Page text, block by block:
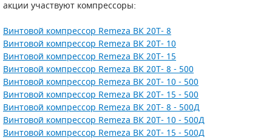
акции участвуют компрессоры:
Винтовой компрессор Remeza ВК 20Т- 8
Винтовой компрессор Remeza ВК 20Т- 10
Винтовой компрессор Remeza ВК 20Т- 15
Винтовой компрессор Remeza ВК 20Т- 8 - 500
Винтовой компрессор Remeza ВК 20Т- 10 - 500
Винтовой компрессор Remeza ВК 20Т- 15 - 500
Винтовой компрессор Remeza ВК 20Т- 8 - 500Д
Винтовой компрессор Remeza ВК 20Т- 10 - 500Д
Винтовой компрессор Remeza ВК 20Т- 15 - 500Д
САДОВАЯ ТЕХНИКА
ЧИЛЛЕРЫ
КОНТЕЙНЕРЫ ДЛЯ ОБОРУДОВАНИЯ
КАНАЛИЗАЦИОННЫЕ НАСОСЫ
БЕНЗИНОВЫЕ МОТОПОМПЫ
ДИЗЕЛЬНЫЕ МОТОПОМПЫ
ТАЛИ И ТЕЛЬФЕРЫ
ОСВЕТИТЕЛЬНЫЕ МАЧТЫ
ЛЕНТОЧНОПИЛЬНЫЕ СТАНКИ
КОНТРОЛЛЕРЫ (БЛОКИ УПРАВЛЕНИЯ)
ПРЕДОХРАНИТЕЛЬНЫЕ КЛАПАНЫ
ВПУСКНЫЕ КЛАПАНЫ
ОБРАТНЫЕ КЛАПАНЫ
КЛАПАНЫ МИНИМАЛЬНОГО ДАВЛЕНИЯ